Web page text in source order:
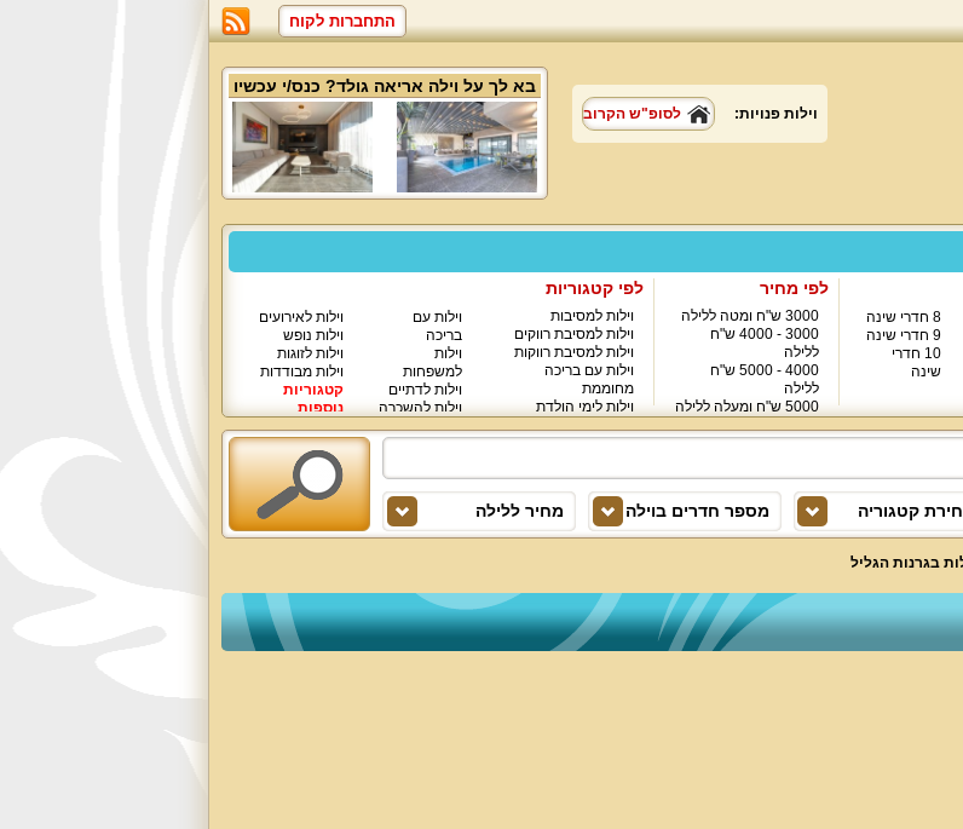
התחברות לקוח
בא לך על וילה אריאה גולד? כנס/י עכשיו
וילות פנויות: לסופ"ש הקרוב
8 חדרי שינה
9 חדרי שינה
10 חדרי
שינה
לפי מחיר
3000 ש"ח ומטה ללילה
3000 - 4000 ש"ח
ללילה
4000 - 5000 ש"ח
ללילה
5000 ש"ח ומעלה ללילה
לפי קטגוריות
וילות למסיבות
וילות למסיבת רווקים
וילות למסיבת רווקות
וילות עם בריכה
מחוממת
וילות לימי הולדת
וילות עם
בריכה
וילות
למשפחות
וילות לדתיים
וילות להשכרה
וילות יוקרתיות
וילות לאירועים
וילות נופש
וילות לזוגות
וילות מבודדות
קטגוריות
נוספות
קטגוריה מספר חדרים בוילה מחיר ללילה
בגרנות הגליל